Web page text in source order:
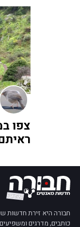
צפו
חבורה היא זירת חדשות
כותבים, מדרגים